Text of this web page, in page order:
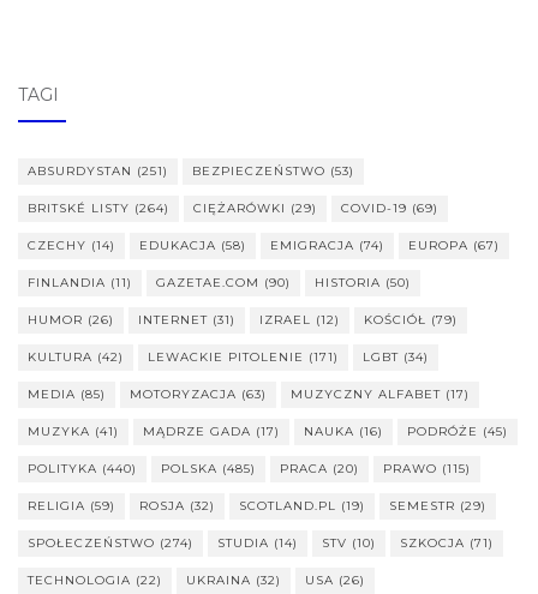
TAGI
ABSURDYSTAN (251) BEZPIECZEŃSTWO (53)
BRITSKÉ LISTY (264) CIĘŻARÓWKI (29) COVID-19 (69)
CZECHY (14) EDUKACJA (58) EMIGRACJA (74) EUROPA (67)
FINLANDIA (11) GAZETAE.COM (90) HISTORIA (50)
HUMOR (26) INTERNET (31) IZRAEL (12) KOŚCIÓŁ (79)
KULTURA (42) LEWACKIE PITOLENIE (171) LGBT (34)
MEDIA (85) MOTORYZACJA (63) MUZYCZNY ALFABET (17)
MUZYKA (41) MĄDRZE GADA (17) NAUKA (16) PODRÓŻE (45)
POLITYKA (440) POLSKA (485) PRACA (20) PRAWO (115)
RELIGIA (59) ROSJA (32) SCOTLAND.PL (19) SEMESTR (29)
SPOŁECZEŃSTWO (274) STUDIA (14) STV (10) SZKOCJA (71)
TECHNOLOGIA (22) UKRAINA (32) USA (26)